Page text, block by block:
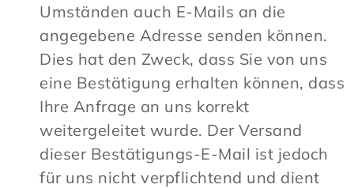
Umständen auch E-Mails an die
angegebene Adresse senden können.
Dies hat den Zweck, dass Sie von uns
eine Bestätigung erhalten können, dass
Ihre Anfrage an uns korrekt
weitergeleitet wurde. Der Versand
dieser Bestätigungs-E-Mail ist jedoch
für uns nicht verpflichtend und dient